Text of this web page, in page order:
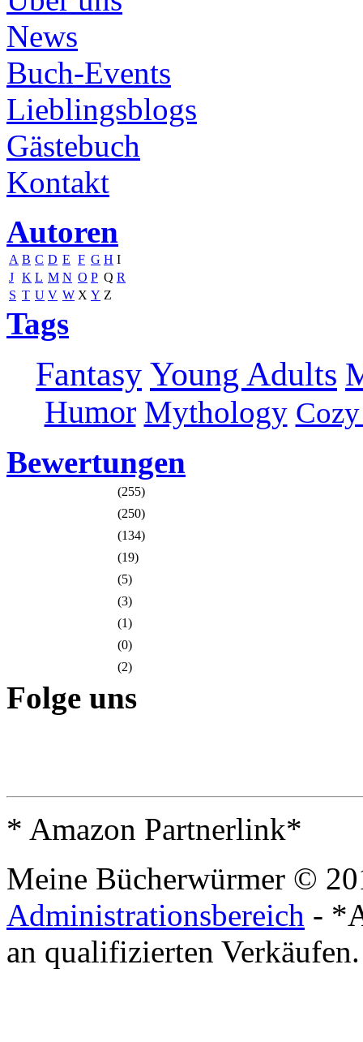
News
Buch-Events
Lieblingsblogs
Gästebuch
Kontakt
Autoren
A B C D E F G H I
J K L M N O P Q R
S T U V W X Y Z
Tags
Fantasy Young Adults
Humor Mythology
Bewertungen
(255)
(250)
(134)
(19)
(5)
(3)
(1)
(0)
(2)
Folge uns
* Amazon Partnerlink*
Meine Bücherwürmer ©
Administrationsbereich -
an qualifizierten Verkäufen.